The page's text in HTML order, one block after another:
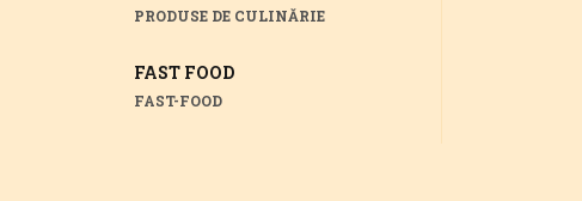
PRODUSE DE CULINĂRIE
FAST FOOD
FAST-FOOD